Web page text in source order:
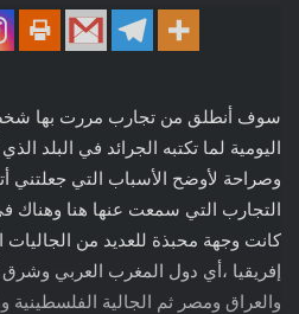
سوف أنطلق من تجارب مررت بها
اليومية لما تكتبه الجرائد في البلد
وصراحة لأوضح الأسباب التي جعلتني
التجارب التي سمعت عنها هنا وهناك
كانت وجهة محبذة للعديد من الجاليات
إفريقيا ،أي دول المغرب العربي
والعراق ومصر ثم الجالية